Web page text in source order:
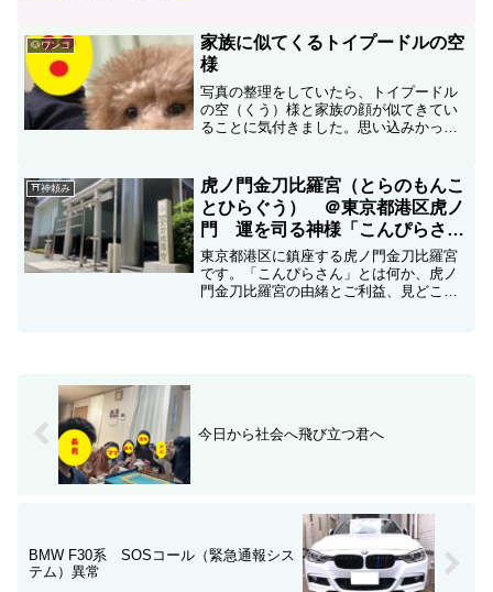
🐶ワンコ
家族に似てくるトイプードルの空
様
写真の整理をしていたら、トイプードル
の空（くう）様と家族の顔が似てきてい
ることに気付きました。思い込みかっ
⛩神頼み
虎ノ門金刀比羅宮（とらのもんこ
とひらぐう） ＠東京都港区虎ノ
門 運を司る神様「こんぴらさ
ん」とは？ 結神社で縁結び祈願
も！
東京都港区に鎮座する虎ノ門金刀比羅宮
です。「こんぴらさん」とは何か、虎ノ
門金刀比羅宮の由緒とご利益、見どころ
今日から社会へ飛び立つ君へ
BMW F30系 SOSコール（緊急通報シス
テム）異常